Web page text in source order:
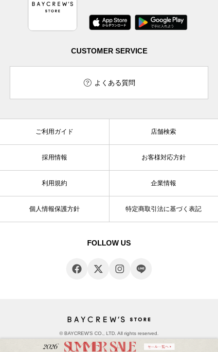
CUSTOMER SERVICE
よくある質問
ご利用ガイド 店舗検索
採用情報 お客様対応方針
利用規約 企業情報
個人情報保護方針 特定商取引法に基づく表記
FOLLOW US
© BAYCREW’S CO., LTD. All rights reserved.